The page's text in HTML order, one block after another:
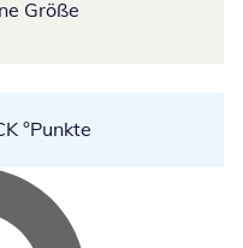
Größe
°Punkte